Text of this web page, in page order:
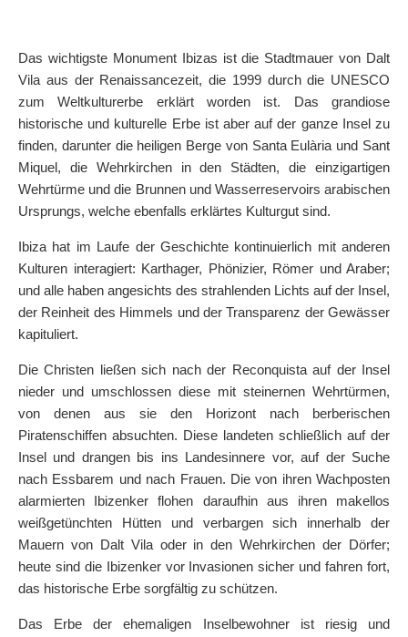
Das wichtigste Monument Ibizas ist die Stadtmauer von Dalt
Vila aus der Renaissancezeit, die 1999 durch die UNESCO
zum Weltkulturerbe erklärt worden ist. Das grandiose
historische und kulturelle Erbe ist aber auf der ganze Insel zu
finden, darunter die heiligen Berge von Santa Eulària und Sant
Miquel, die Wehrkirchen in den Städten, die einzigartigen
Wehrtürme und die Brunnen und Wasserreservoirs arabischen
Ursprungs, welche ebenfalls erklärtes Kulturgut sind.
Ibiza hat im Laufe der Geschichte kontinuierlich mit anderen
Kulturen interagiert: Karthager, Phönizier, Römer und Araber;
und alle haben angesichts des strahlenden Lichts auf der Insel,
der Reinheit des Himmels und der Transparenz der Gewässer
kapituliert.
Die Christen ließen sich nach der Reconquista auf der Insel
nieder und umschlossen diese mit steinernen Wehrtürmen,
von denen aus sie den Horizont nach berberischen
Piratenschiffen absuchten. Diese landeten schließlich auf der
Insel und drangen bis ins Landesinnere vor, auf der Suche
nach Essbarem und nach Frauen. Die von ihren Wachposten
alarmierten Ibizenker flohen daraufhin aus ihren makellos
weißgetünchten Hütten und verbargen sich innerhalb der
Mauern von Dalt Vila oder in den Wehrkirchen der Dörfer;
heute sind die Ibizenker vor Invasionen sicher und fahren fort,
das historische Erbe sorgfältig zu schützen.
Das Erbe der ehemaligen Inselbewohner ist riesig und